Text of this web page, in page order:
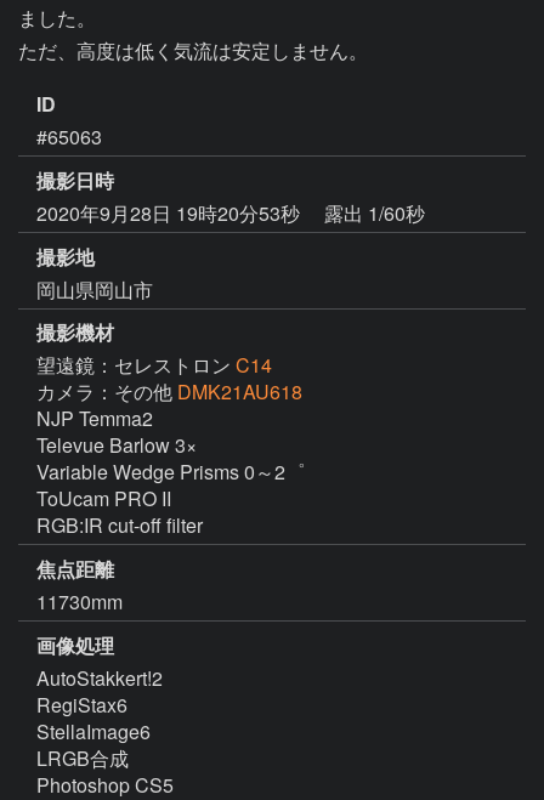
ました。
ただ、高度は低く気流は安定しません。
ID
#65063
撮影日時
2020年9月28日 19時20分53秒
露出 1/60秒
撮影地
岡山県岡山市
撮影機材
望遠鏡：セレストロン C14
カメラ：その他 DMK21AU618
NJP Temma2
Televue Barlow 3×
Variable Wedge Prisms 0～2゜
ToUcam PRO II
RGB:IR cut-off filter
焦点距離
11730mm
画像処理
AutoStakkert!2
RegiStax6
StellaImage6
LRGB合成
Photoshop CS5